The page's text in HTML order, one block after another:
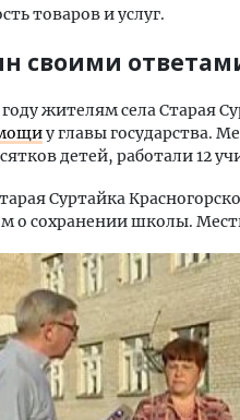
товаров и услуг.
своими
жителям села Старая
у главы государства.
детей, работали 12
Суртайка
о сохранении школы.